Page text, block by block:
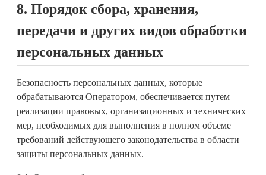
8. Порядок сбора, хранения,
передачи и других видов обработки
персональных данных
Безопасность персональных данных, которые
обрабатываются Оператором, обеспечивается путем
реализации правовых, организационных и технических
мер, необходимых для выполнения в полном объеме
требований действующего законодательства в области
защиты персональных данных.